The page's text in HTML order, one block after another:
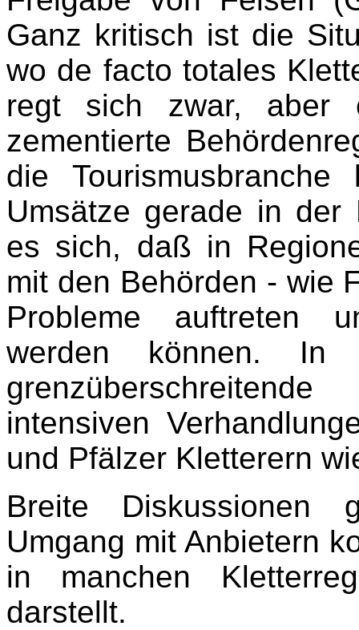
Ganz kritisch ist die
wo de facto totales
regt sich zwar, aber
zementierte
die
Umsätze gerade in
es sich, daß in
mit den Behörden - wie
Probleme auftreten
werden können.
intensiven
und Pfälzer Kletterern
Breite Diskussionen
Umgang mit Anbietern
in manchen
darstellt.